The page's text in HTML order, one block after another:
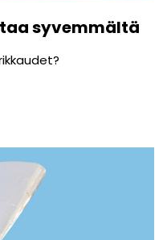
syvemmältä